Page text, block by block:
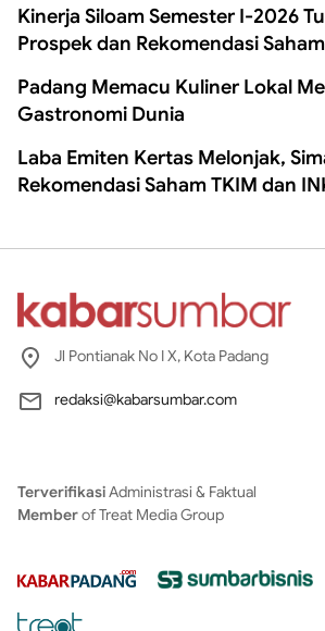
Kinerja Siloam Semester I-2026
Prospek dan Rekomendasi
Padang Memacu Kuliner Lokal
Gastronomi Dunia
Laba Emiten Kertas Melonjak,
Rekomendasi Saham TKIM dan
Jl Pontianak No I X, Kota Padang
redaksi@kabarsumbar.com
TerverifikasiAdministrasi & Faktual
Memberof Treat Media Group